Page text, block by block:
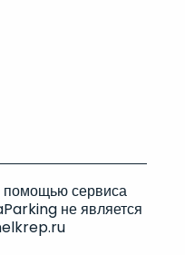
сервиса
не является